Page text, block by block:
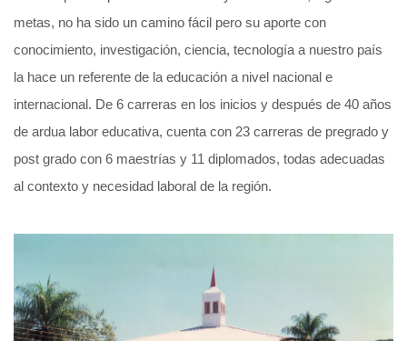
metas, no ha sido un camino fácil pero su aporte con
conocimiento, investigación, ciencia, tecnología a nuestro país
la hace un referente de la educación a nivel nacional e
internacional. De 6 carreras en los inicios y después de 40 años
de ardua labor educativa, cuenta con 23 carreras de pregrado y
post grado con 6 maestrías y 11 diplomados, todas adecuadas
al contexto y necesidad laboral de la región.